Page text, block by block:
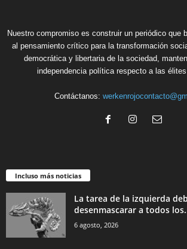
Nuestro compromiso es construir un periódico que
al pensamiento crítico para la transformación
democrática y libertaria de la sociedad,
independencia política respecto a las élites
Contáctanos:
Incluso más noticias
La tarea de la izquierda
desenmascarar a todos
6 agosto, 2026